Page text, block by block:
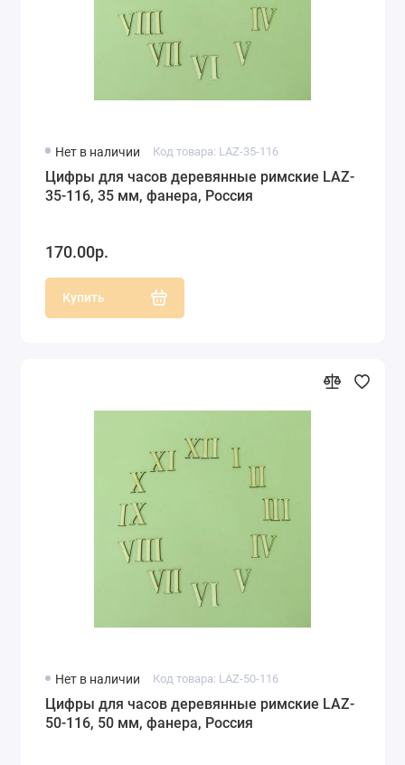
Нет в наличии Код товара: LAZ-35-116
Цифры для часов деревянные римские LAZ-
35-116, 35 мм, фанера, Россия
170.00р.
Купить
Нет в наличии Код товара: LAZ-50-116
Цифры для часов деревянные римские LAZ-
50-116, 50 мм, фанера, Россия